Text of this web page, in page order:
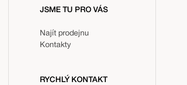
JSME TU PRO VÁS
Najít prodejnu
Kontakty
RYCHLÝ KONTAKT